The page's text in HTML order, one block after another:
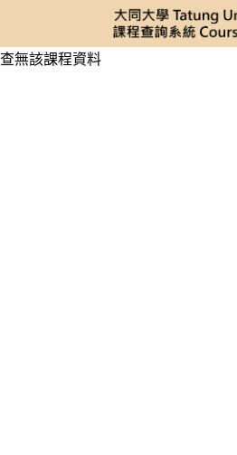
查無該課程資料